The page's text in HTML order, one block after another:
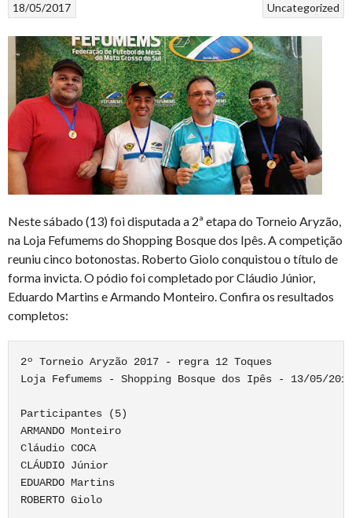
Uncategorized
18/05/2017
Neste sábado (13) foi disputada a 2ª etapa do Torneio Aryzão,
na Loja Fefumems do Shopping Bosque dos Ipês. A competição
reuniu cinco botonostas. Roberto Giolo conquistou o título de
forma invicta. O pódio foi completado por Cláudio Júnior,
Eduardo Martins e Armando Monteiro. Confira os resultados
completos:
2º Torneio Aryzão 2017 - regra 12 Toques
Loja Fefumems - Shopping Bosque dos Ipês - 13/05/
Participantes (5)
ARMANDO Monteiro
Cláudio COCA
CLÁUDIO Júnior
EDUARDO Martins
ROBERTO Giolo